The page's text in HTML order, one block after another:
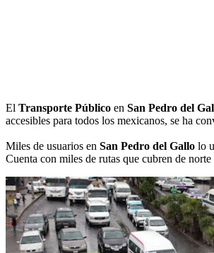
El Transporte Público en San Pedro del
accesibles para todos los mexicanos, se ha
Miles de usuarios en San Pedro del Gallo lo
Cuenta con miles de rutas que cubren de